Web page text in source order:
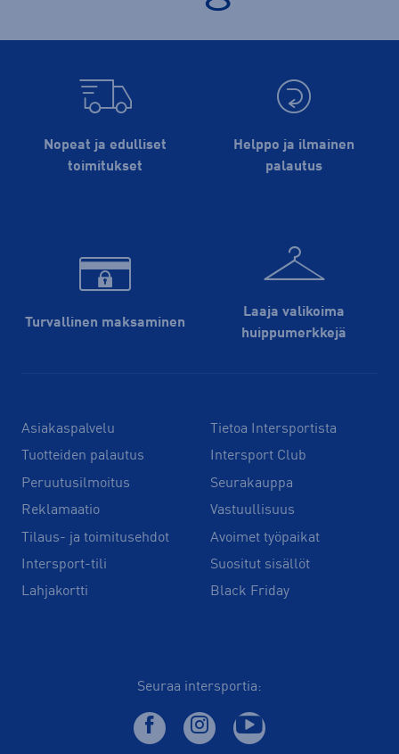
Nopeat ja edulliset
toimitukset
Helppo ja ilmainen
palautus
Turvallinen maksaminen
Laaja valikoima
huippu­merkkejä
Asiakaspalvelu
Tuotteiden palautus
Peruutusilmoitus
Reklamaatio
Tilaus- ja toimitusehdot
Intersport-tili
Lahjakortti
Tietoa Intersportista
Intersport Club
Seurakauppa
Vastuullisuus
Avoimet työpaikat
Suositut sisällöt
Black Friday
Seuraa intersportia: